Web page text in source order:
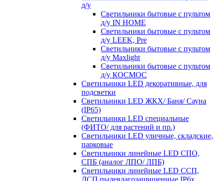
д/у
Светильники бытовые с пультом
д/у IN HOME
Светильники бытовые с пультом
д/у LEEK, Pre
Светильники бытовые с пультом
д/у Maxlight
Светильники бытовые с пультом
д/у КОСМОС
Светильники LED декоративные, для
подсветки
Светильники LED ЖКХ/ Баня/ Сауна
(IP65)
Светильники LED специальные
(ФИТО/ для растений и пр.)
Светильники LED уличные, складские,
парковые
Светильники линейные LED СПО,
СПБ (аналог ЛПО/ ЛПБ)
Светильники линейные LED ССП,